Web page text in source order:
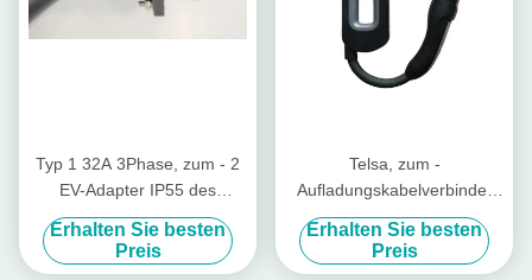
Typ 1 32A 3Phase, zum - 2
EV-Adapter IP55 des
wasserdichten Schutz-
Grades zu schreiben
Erhalten Sie besten
Preis
Telsa, zum -
Aufladungskabelverbinder
7kW mit 2 EV für Art - des
Autos 2 zu schreiben, das
auf Tesla-Station auflädt
Erhalten Sie besten
Preis